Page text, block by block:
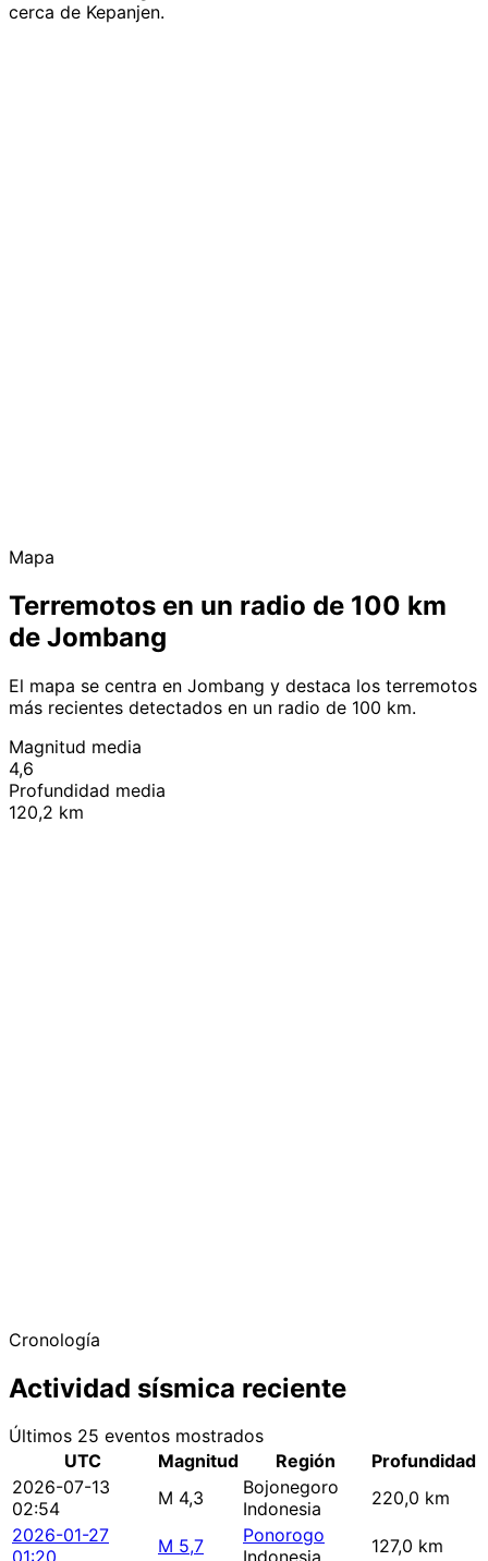
cerca de Kepanjen.
Mapa
Terremotos en un radio de 100 km
de Jombang
El mapa se centra en Jombang y destaca los terremotos
más recientes detectados en un radio de 100 km.
Magnitud media
4,6
Profundidad media
120,2 km
Cronología
Actividad sísmica reciente
Últimos 25 eventos mostrados
UTC
Magnitud Región
Profundidad
2026-07-13
02:54
M 4,3
Bojonegoro
Indonesia
220,0 km
2026-01-27
M 5,7
Ponorogo
127,0 km